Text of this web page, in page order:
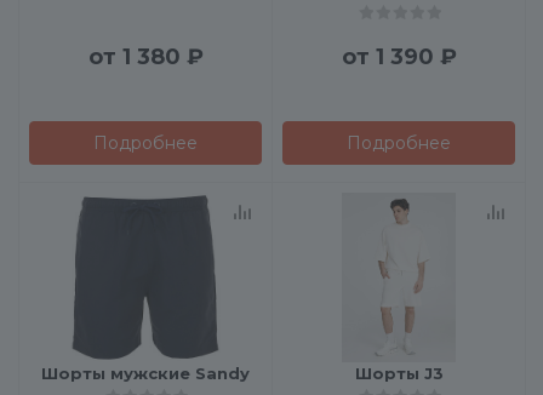
от 1 380 ₽
Подробнее
от 1 390 ₽
Подробнее
Шорты мужские Sandy Шорты J3